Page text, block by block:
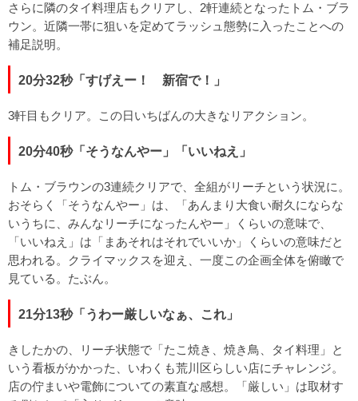
さらに隣のタイ料理店もクリアし、2軒連続となったトム・ブラ
ウン。近隣一帯に狙いを定めてラッシュ態勢に入ったことへの
補足説明。
20分32秒「すげえー！ 新宿で！」
3軒目もクリア。この日いちばんの大きなリアクション。
20分40秒「そうなんやー」「いいねえ」
トム・ブラウンの3連続クリアで、全組がリーチという状況に。
おそらく「そうなんやー」は、「あんまり大食い耐久にならな
いうちに、みんなリーチになったんやー」くらいの意味で、
「いいねえ」は「まあそれはそれでいいか」くらいの意味だと
思われる。クライマックスを迎え、一度この企画全体を俯瞰で
見ている。たぶん。
21分13秒「うわー厳しいなぁ、これ」
きしたかの、リーチ状態で「たこ焼き、焼き鳥、タイ料理」と
いう看板がかかった、いわくも荒川区らしい店にチャレンジ。
店の佇まいや電飾についての素直な感想。「厳しい」は取材す